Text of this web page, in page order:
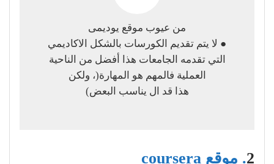
من عيوب موقع يوديمى
● لا يتم تقديم الكورسات بالشكل الاكاديمي
التي تقدمه الجامعات هذا أفضل من الناحية
العملية فالمهم هو المهارة(، ولكن
هذا قد ال يناسب البعض)
2. موقع coursera